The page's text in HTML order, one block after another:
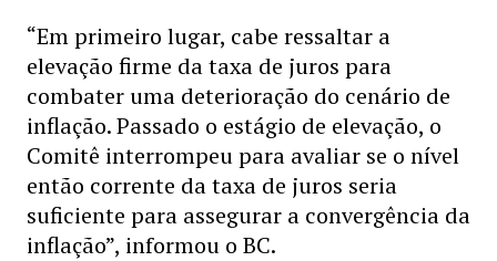
“Em primeiro lugar, cabe ressaltar a
elevação firme da taxa de juros para
combater uma deterioração do cenário de
inflação. Passado o estágio de elevação, o
Comitê interrompeu para avaliar se o nível
então corrente da taxa de juros seria
suficiente para assegurar a convergência da
inflação”, informou o BC.